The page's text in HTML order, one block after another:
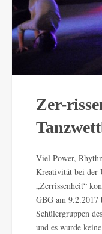
Zer-
Viel Power,
Kreativität bei der
„Zerrissenheit“
GBG am 9.2.2017
Schülergruppen
und es wurde